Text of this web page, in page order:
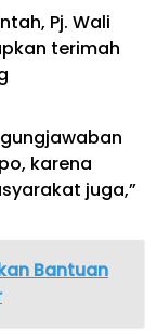
Pj. Wali
terimah
karena
juga,”
Bantuan